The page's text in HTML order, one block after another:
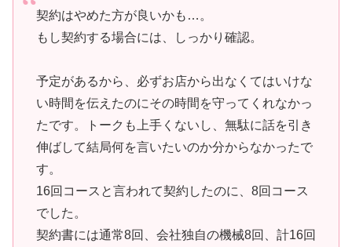
契約はやめた方が良いかも…。
もし契約する場合には、しっかり確認。
予定があるから、必ずお店から出なくてはいけな
い時間を伝えたのにその時間を守ってくれなかっ
たです。トークも上手くないし、無駄に話を引き
伸ばして結局何を言いたいのか分からなかったで
す。
16回コースと言われて契約したのに、8回コース
でした。
契約書には通常8回、会社独自の機械8回、計16回